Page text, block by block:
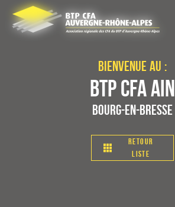
Panneau de gestion des cookies
Bienvenue au :
BTP CFA Ain
Bourg-en-Bresse
Retour
liste